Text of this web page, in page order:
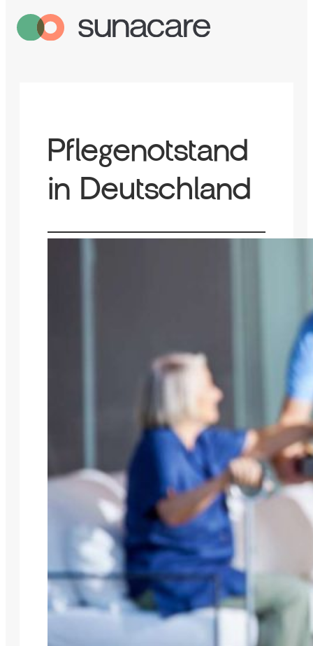
Pflegenotstand
in Deutschland